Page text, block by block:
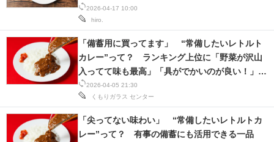
2026-04-17 10:00
hiro.
査結果】
2026-04-05 21:30
くもりガラス センター
「備蓄用に買ってます」 “常備したいレトルト
カレー”って？ ランキング上位に「野菜が沢山
入ってて味も最高」「具がでかいのが良い！」の
声
「尖ってない味わい」 “常備したいレトルトカ
レー”って？ 有事の備蓄にも活用できる一品